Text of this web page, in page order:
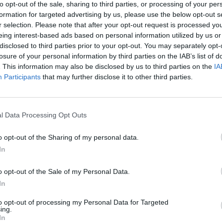
opt-out of the sale, sharing to third parties, or processing of your
for targeted advertising by us, please use the below opt-out
selection. Please note that after your opt-out request is processed
interest-based ads based on personal information utilized by us
to third parties prior to your opt-out. You may separately
of your personal information by third parties on the IAB’s list of
This information may also be disclosed by us to third parties on the
Participants that may further disclose it to other third parties.
Data Processing Opt Outs
opt-out of the Sharing of my personal data.
opt-out of the Sale of my Personal Data.
opt-out of processing my Personal Data for Targeted
Orientación en
el Itinerario
2
Dificultad en el
Desplazamiento
1
Cantidad de
Esfuerzo
3
castillo de Juromenha, el inmenso Guadiana
Ecofluvial Guadiana Internacional que se
Ajuda, ofrece al visitante disfrutar del singular
donde destacamos, entre otras, Cormoranes,
comenzaremos a recorrer nuestra ruta siempre
la Encomendiña nos muestran sus grandes encinas,
oportunidad de contemplar el Gran Castillo